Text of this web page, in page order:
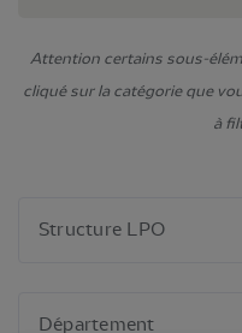
Attention certains sous-
cliqué sur la catégorie que
à